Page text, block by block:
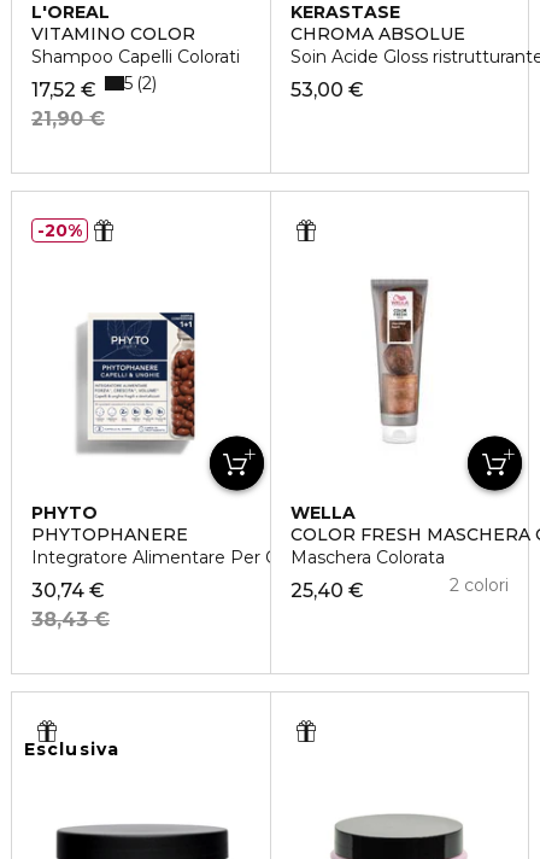
L'OREAL
PROFESSIONNEL
VITAMINO COLOR
Shampoo Capelli Colorati
17,52 €
21,90 €
5 2
KERASTASE
CHROMA ABSOLUE
Soin Acide Gloss
53,00 €
PHYTO
PHYTOPHANERE
Integratore Alimentare Per Capelli e Unghie
30,74 €
38,43 €
20%
WELLA
COLOR FRESH MASCHERA
Maschera Colorata
25,40 € 2 colori
Esclusiva